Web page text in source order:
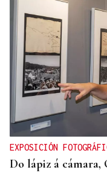
EXPOSICIÓN
Do lápiz á cámara,